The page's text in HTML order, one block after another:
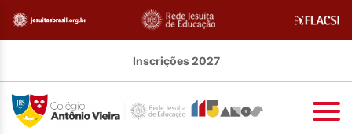
Inscrições 2027